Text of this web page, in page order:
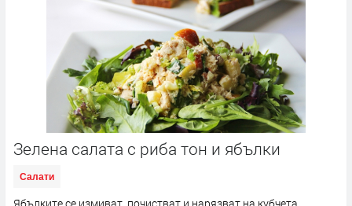
Зелена салата с риба тон и ябълки
Салати
Ябълките се измиват, почистват и нарязват на кубчета.